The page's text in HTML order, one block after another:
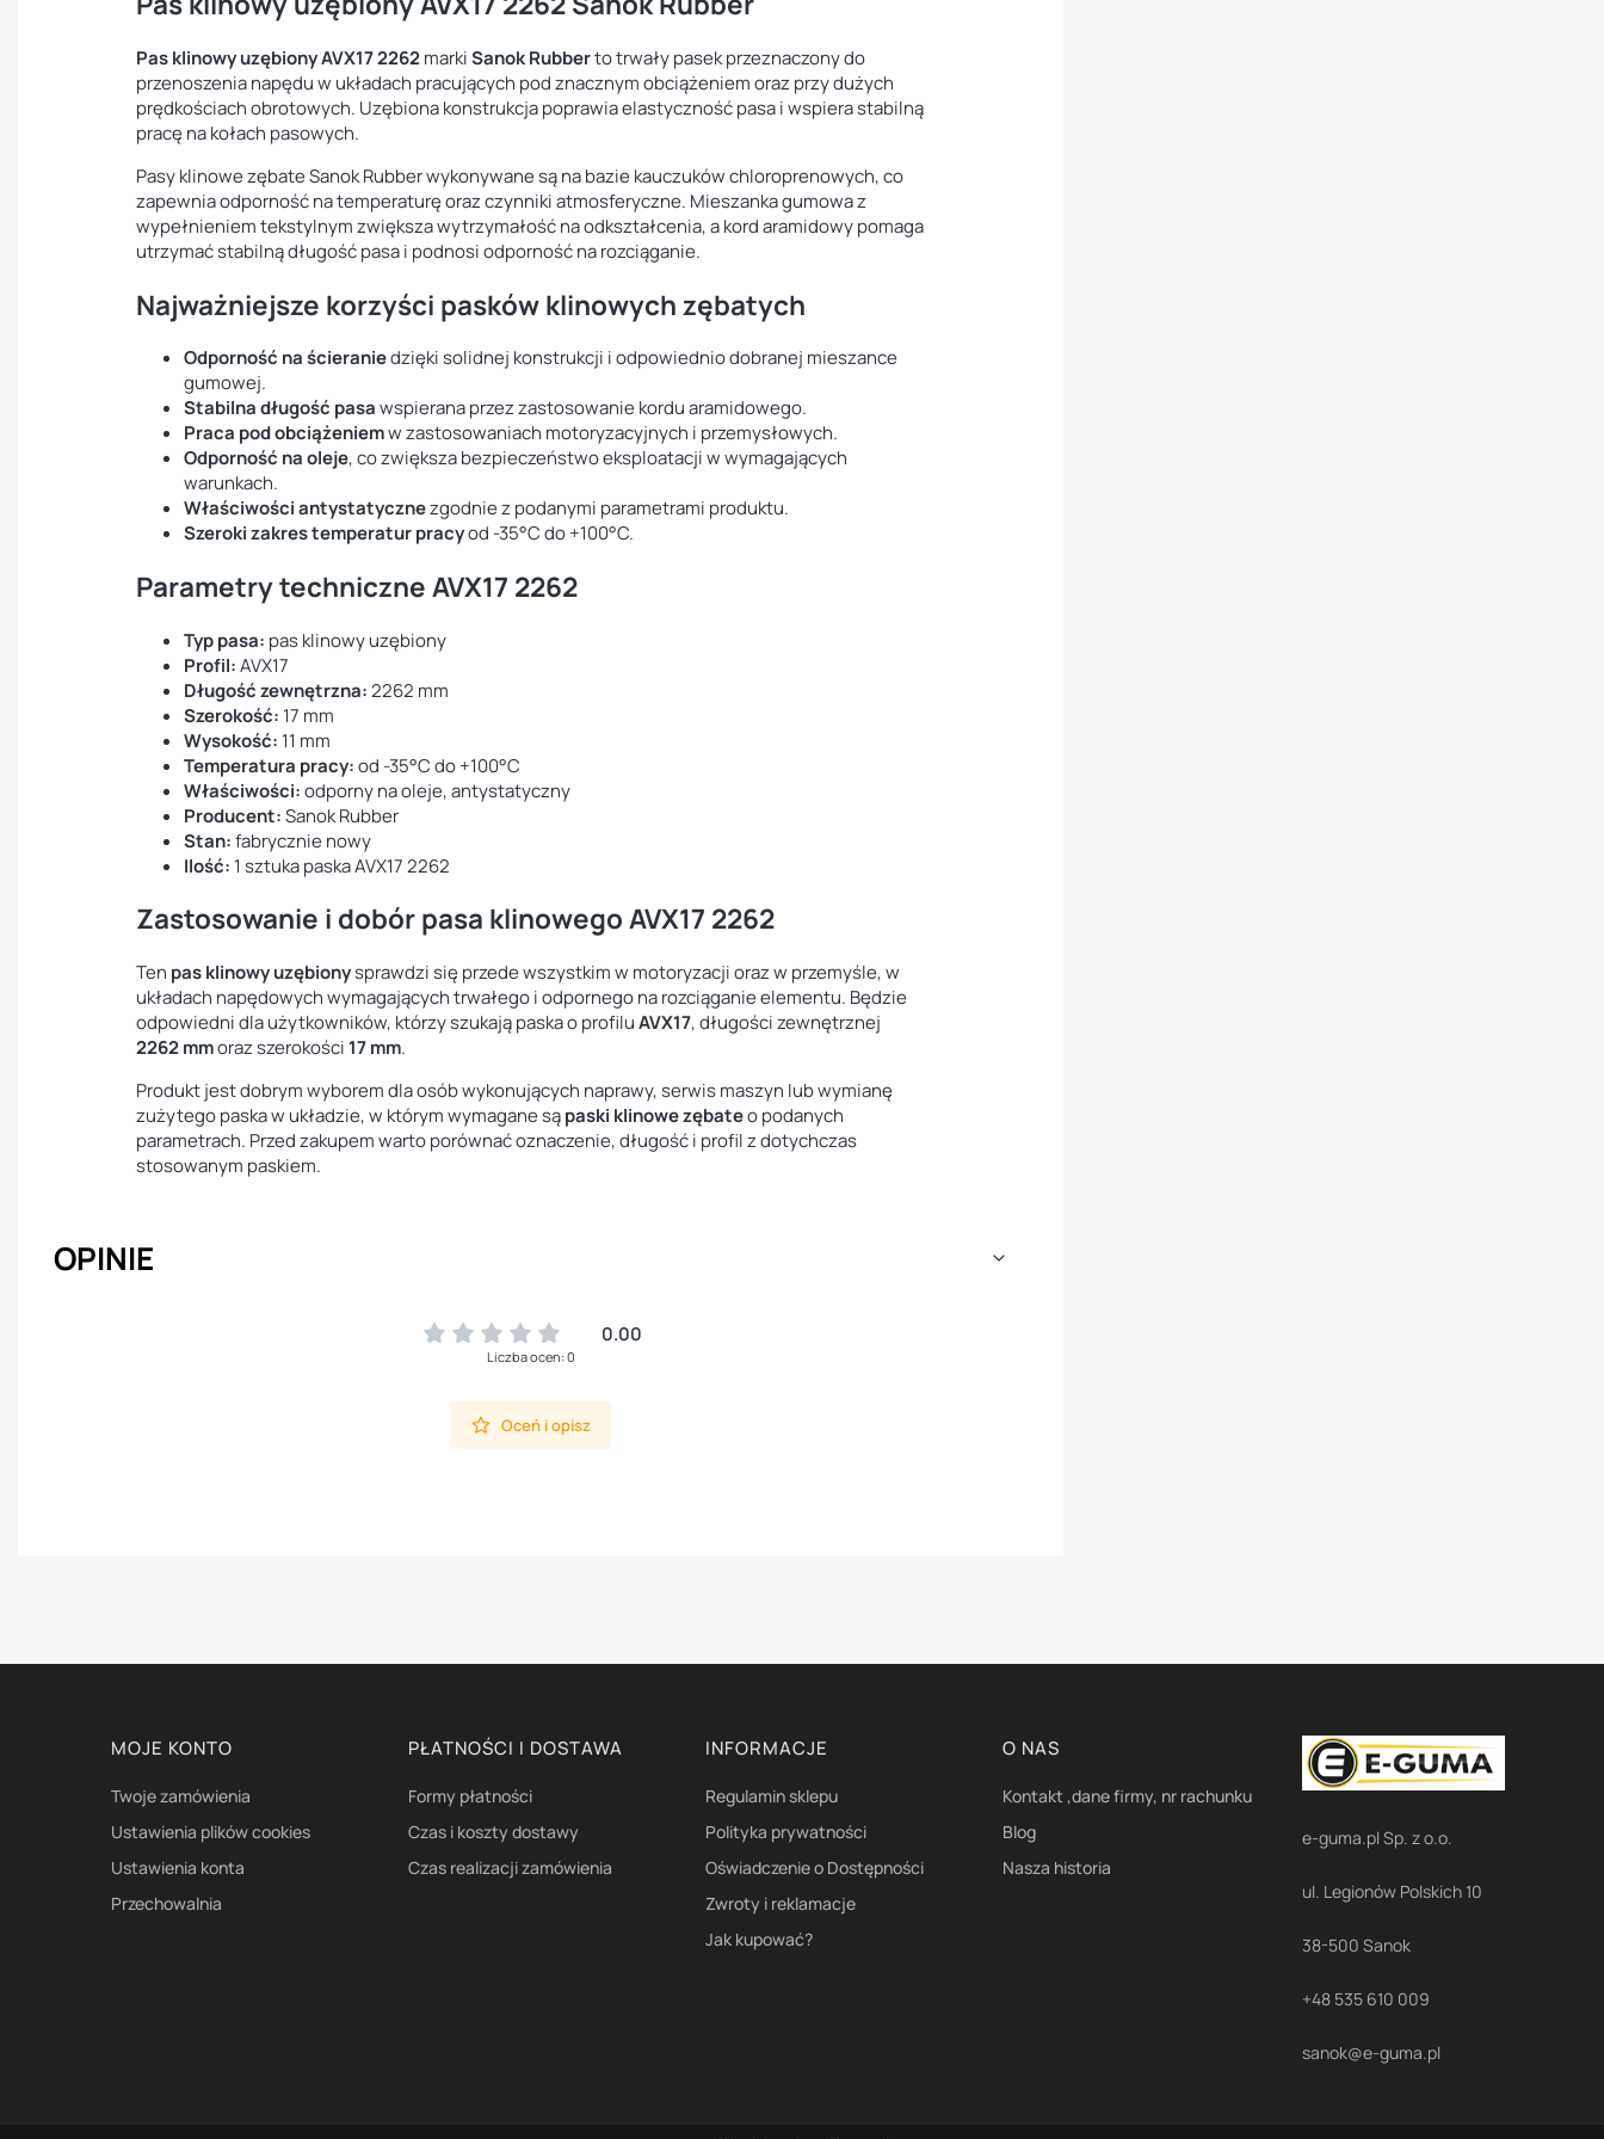
Pas klinowy uzębiony AVX17 2262markiSanok Rubberto trwały pasek przeznaczony do
przenoszenia napędu w układach pracujących pod znacznym obciążeniem oraz przy dużych
prędkościach obrotowych. Uzębiona konstrukcja poprawia elastyczność pasa i wspiera stabilną
pracę na kołach pasowych.
Pasy klinowe zębate Sanok Rubber wykonywane są na bazie kauczuków chloroprenowych, co
zapewnia odporność na temperaturę oraz czynniki atmosferyczne. Mieszanka gumowa z
wypełnieniem tekstylnym zwiększa wytrzymałość na odkształcenia, a kord aramidowy pomaga
utrzymać stabilną długość pasa i podnosi odporność na rozciąganie.
Najważniejsze korzyści pasków klinowych zębatych
Odporność na ścieraniedzięki solidnej konstrukcji i odpowiednio dobranej mieszance
gumowej.
Stabilna długość pasawspierana przez zastosowanie kordu aramidowego.
Praca pod obciążeniemw zastosowaniach motoryzacyjnych i przemysłowych.
Odporność na oleje, co zwiększa bezpieczeństwo eksploatacji w wymagających
warunkach.
Właściwości antystatycznezgodnie z podanymi parametrami produktu.
Szeroki zakres temperatur pracyod -35°C do +100°C.
Parametry techniczne AVX17 2262
Typ pasa: pas klinowy uzębiony
Profil:AVX17
Długość zewnętrzna:2262 mm
Szerokość: 17 mm
Wysokość: 11 mm
Temperatura pracy:od -35°C do +100°C
Właściwości:odporny na oleje, antystatyczny
Producent:Sanok Rubber
Stan:fabrycznie nowy
Ilość: 1 sztuka paska AVX17 2262
Zastosowanie i dobór pasa klinowego AVX17 2262
Ten pas klinowy uzębionysprawdzi się przede wszystkim w motoryzacji oraz w przemyśle, w
układach napędowych wymagających trwałego i odpornego na rozciąganie elementu. Będzie
odpowiedni dla użytkowników, którzy szukają paska o profiluAVX17, długości zewnętrznej
2262 mmoraz szerokości 17 mm.
Produkt jest dobrym wyborem dla osób wykonujących naprawy, serwis maszyn lub wymianę
zużytego paska w układzie, w którym wymagane sąpaski klinowe zębateo podanych
parametrach. Przed zakupem warto porównać oznaczenie, długość i profil z dotychczas
stosowanym paskiem.
OPINIE
0.00
Liczba ocen: 0
Oceń i opisz
Linki w stopce
MOJE KONTO
Twoje zamówienia
Ustawienia plików cookies
Ustawienia konta
Przechowalnia
PŁATNOŚCI I DOSTAWA
Formy płatności
Czas i koszty dostawy
Czas realizacji zamówienia
INFORMACJE
Regulamin sklepu
Polityka prywatności
Oświadczenie o Dostępności
Zwroty i reklamacje
Jak kupować?
O NAS
Kontakt ,dane firmy, nr rachunku
Blog
Nasza historia
e-guma.pl Sp. z o.o.
ul. Legionów Polskich 10
38-500 Sanok
+48 535 610 009
sanok@e-guma.pl